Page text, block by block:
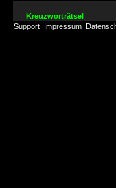
Kreuzworträtsel
Support Impressum